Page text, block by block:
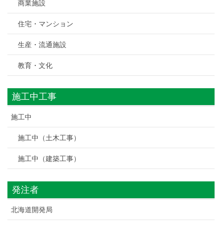
商業施設
住宅・マンション
生産・流通施設
教育・文化
施工中工事
施工中
施工中（土木工事）
施工中（建築工事）
発注者
北海道開発局